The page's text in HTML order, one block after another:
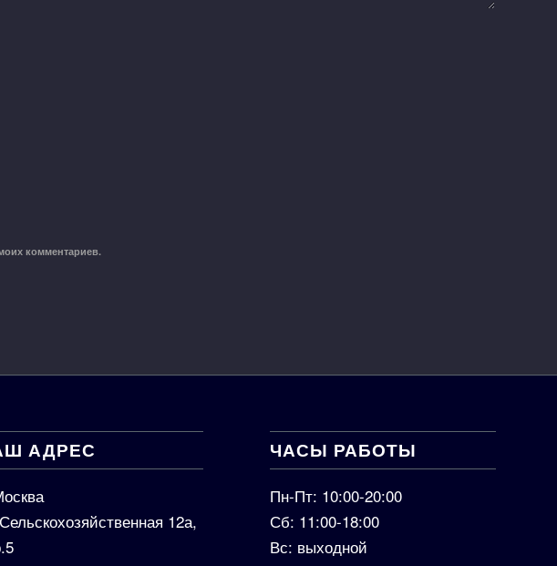
комментариев.
АДРЕС
12а,
ЧАСЫ РАБОТЫ
Пн-Пт: 10:00-20:00
Сб: 11:00-18:00
Вс: выходной